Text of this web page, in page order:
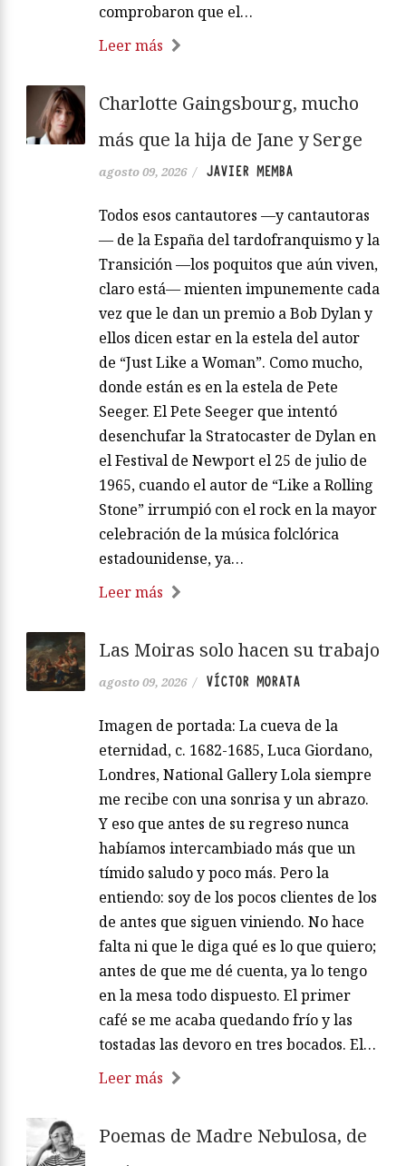
comprobaron que el…
Leer más
Charlotte Gaingsbourg, mucho
más que la hija de Jane y Serge
agosto 09, 2026 / JAVIER MEMBA
Todos esos cantautores —y cantautoras
— de la España del tardofranquismo y la
Transición —los poquitos que aún viven,
claro está— mienten impunemente cada
vez que le dan un premio a Bob Dylan y
ellos dicen estar en la estela del autor
de “Just Like a Woman”. Como mucho,
donde están es en la estela de Pete
Seeger. El Pete Seeger que intentó
desenchufar la Stratocaster de Dylan en
el Festival de Newport el 25 de julio de
1965, cuando el autor de “Like a Rolling
Stone” irrumpió con el rock en la mayor
celebración de la música folclórica
estadounidense, ya…
Leer más
Las Moiras solo hacen su trabajo
agosto 09, 2026 / VÍCTOR MORATA
Imagen de portada: La cueva de la
eternidad, c. 1682-1685, Luca Giordano,
Londres, National Gallery Lola siempre
me recibe con una sonrisa y un abrazo.
Y eso que antes de su regreso nunca
habíamos intercambiado más que un
tímido saludo y poco más. Pero la
entiendo: soy de los pocos clientes de los
de antes que siguen viniendo. No hace
falta ni que le diga qué es lo que quiero;
antes de que me dé cuenta, ya lo tengo
en la mesa todo dispuesto. El primer
café se me acaba quedando frío y las
tostadas las devoro en tres bocados. El…
Leer más
Poemas de Madre Nebulosa, de